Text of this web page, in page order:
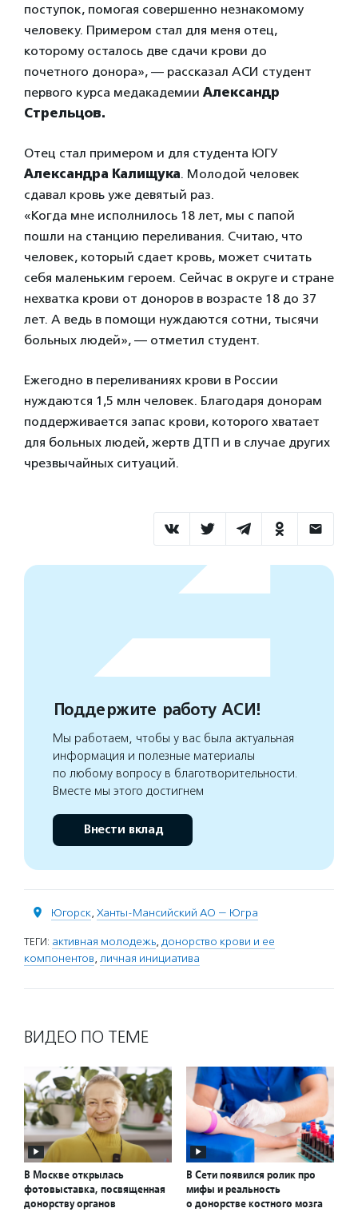
поступок, помогая совершенно незнакомому
человеку. Примером стал для меня отец,
которому осталось две сдачи крови до
почетного донора», — рассказал АСИ студент
первого курса медакадемии Александр
Стрельцов.
Отец стал примером и для студента ЮГУ
Александра Калищука. Молодой человек
сдавал кровь уже девятый раз.
«Когда мне исполнилось 18 лет, мы с папой
пошли на станцию переливания. Считаю, что
человек, который сдает кровь, может считать
себя маленьким героем. Сейчас в округе и стране
нехватка крови от доноров в возрасте 18 до 37
лет. А ведь в помощи нуждаются сотни, тысячи
больных людей», — отметил студент.
Ежегодно в переливаниях крови в России
нуждаются 1,5 млн человек. Благодаря донорам
поддерживается запас крови, которого хватает
для больных людей, жертв ДТП и в случае других
чрезвычайных ситуаций.
Поддержите работу АСИ!
Мы работаем, чтобы у вас была актуальная
информация и полезные материалы
по любому вопросу в благотворительности.
Вместе мы этого достигнем
Внести вклад
Югорск, Ханты-Мансийский АО — Югра
ТЕГИ: активная молодежь, донорство крови и ее
компонентов, личная инициатива
ВИДЕО ПО ТЕМЕ
В Москве открылась
фотовыставка, посвященная
донорству органов
В Сети появился ролик про
мифы и реальность
о донорстве костного мозга